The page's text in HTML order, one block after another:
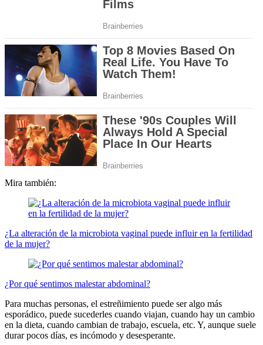
Mira también:
¿La alteración de la microbiota vaginal puede influir en la fertilidad
de la mujer?
¿Por qué sentimos malestar abdominal?
Para muchas personas, el estreñimiento puede ser algo más
esporádico, puede sucederles cuando viajan, cuando hay un cambio
en la dieta, cuando cambian de trabajo, escuela, etc. Y, aunque suele
durar pocos días, es incómodo y desesperante.